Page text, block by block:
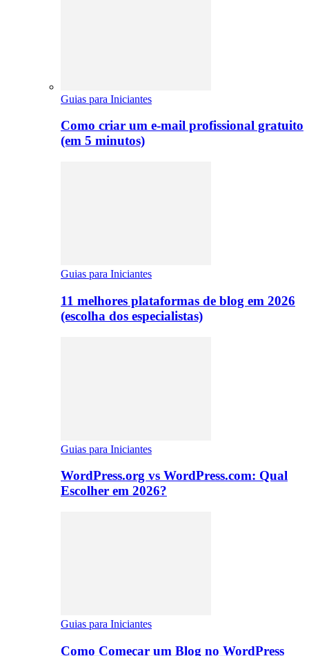
Guias para Iniciantes
Como criar um e-mail profissional gratuito
(em 5 minutos)
Guias para Iniciantes
11 melhores plataformas de blog em 2026
(escolha dos especialistas)
Guias para Iniciantes
WordPress.org vs WordPress.com: Qual
Escolher em 2026?
Guias para Iniciantes
Como Começar um Blog no WordPress